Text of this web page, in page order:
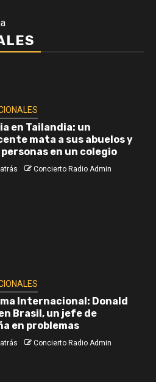
en Tailandia: un
mata a sus abuelos y
en un colegio
Concierto Radio Admin
Internacional: Donald
Brasil, un jefe de
en problemas
Concierto Radio Admin